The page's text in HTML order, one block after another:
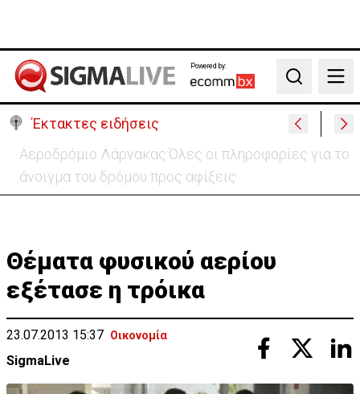
Powered by:
Search
Έκτακτες ειδήσεις
Αστυνομία: Ακυρώνονται 6 προκηρυγμένες θέσεις -
Ποιος ο λόγος
Θέματα φυσικού αερίου
εξέτασε η τρόικα
23.07.2013 15:37 Οικονομία
SigmaLive